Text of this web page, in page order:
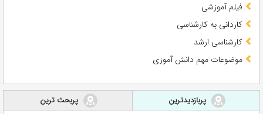
فیلم آموزشی
کاردانی به کارشناسی
کارشناسی ارشد
موضوعات مهم دانش آموزی
پربازدیدترین
پربحث ترین